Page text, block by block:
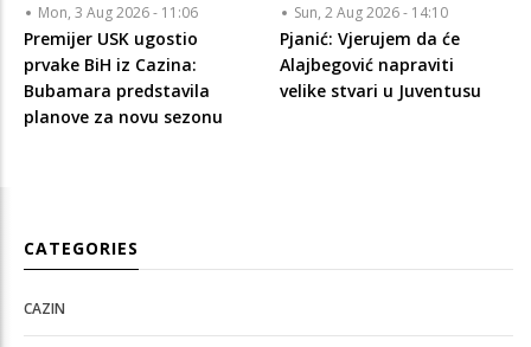
Mon, 3 Aug 2026 - 11:06
Premijer USK ugostio
prvake BiH iz Cazina:
Bubamara predstavila
planove za novu sezonu
Sun, 2 Aug 2026 - 14:10
Pjanić: Vjerujem da će
Alajbegović napraviti
velike stvari u Juventusu
CATEGORIES
CAZIN